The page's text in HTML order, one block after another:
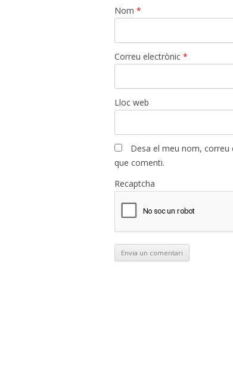
Nom *
Correu electrònic *
Lloc web
Desa el meu nom, correu
que comenti.
Recaptcha